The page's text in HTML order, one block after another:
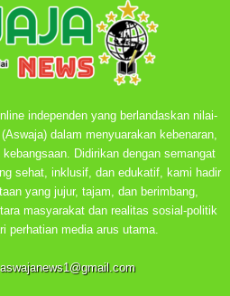
independen yang berlandaskan nilai-
dalam menyuarakan kebenaran,
Didirikan dengan semangat
sehat, inklusif, dan edukatif, kami hadir
yang jujur, tajam, dan berimbang,
masyarakat dan realitas sosial-politik
perhatian media arus utama.
aswajanews1@gmail.com